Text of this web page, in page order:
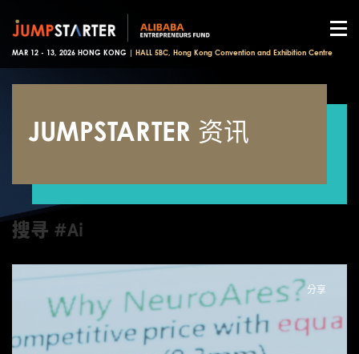
MAR 12 - 13, 2026 HONG KONG | HALL 5BC, Hong Kong Convention and Exhibition Centre
JUMPSTARTER 资讯
搜寻 #Ai
分享